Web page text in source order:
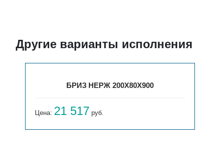
Другие варианты исполнения
БРИЗ НЕРЖ 200Х80Х900
Цена: 21 517 руб.